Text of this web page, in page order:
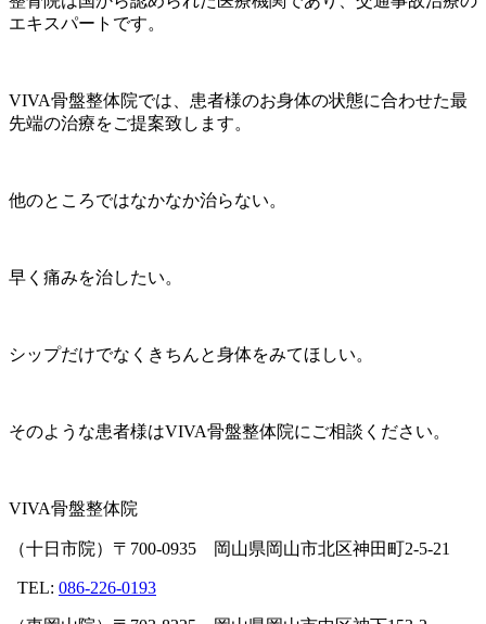
エキスパートです。
VIVA骨盤整体院では、患者様のお身体の状態に合わせた最
先端の治療をご提案致します。
他のところではなかなか治らない。
早く痛みを治したい。
シップだけでなくきちんと身体をみてほしい。
そのような患者様はVIVA骨盤整体院にご相談ください。
VIVA骨盤整体院
（十日市院）〒 700-0935 岡山県岡山市北区神田町2-5-21
TEL: 086-226-0193